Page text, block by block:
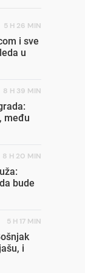
5 H 26 MIN
i sve
u
8 H 39 MIN
među
8 H 20 MIN
bude
5 H 17 MIN
i